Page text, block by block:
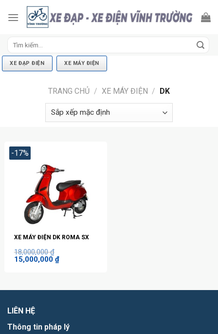
XE ĐẠP ĐIỆN XE MÁY ĐIỆN
TRANG CHỦ / XE MÁY ĐIỆN / DK
-17%
XE MÁY ĐIỆN DK ROMA SX
18,000,000₫
Giá
gốc
15,000,000 ₫Giá
hiện
LIÊN HỆ
Thông tin pháp lý